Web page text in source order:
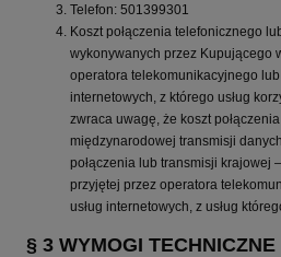
Telefon: 501399301
Koszt połączenia telefonicznego
wykonywanych przez Kupującego
operatora telekomunikacyjnego lub
internetowych, z którego usług
zwraca uwagę, że koszt
międzynarodowej transmisji
połączenia lub transmisji krajowej
przyjętej przez operatora
usług internetowych, z usług
§ 3 WYMOGI TECHNICZNE